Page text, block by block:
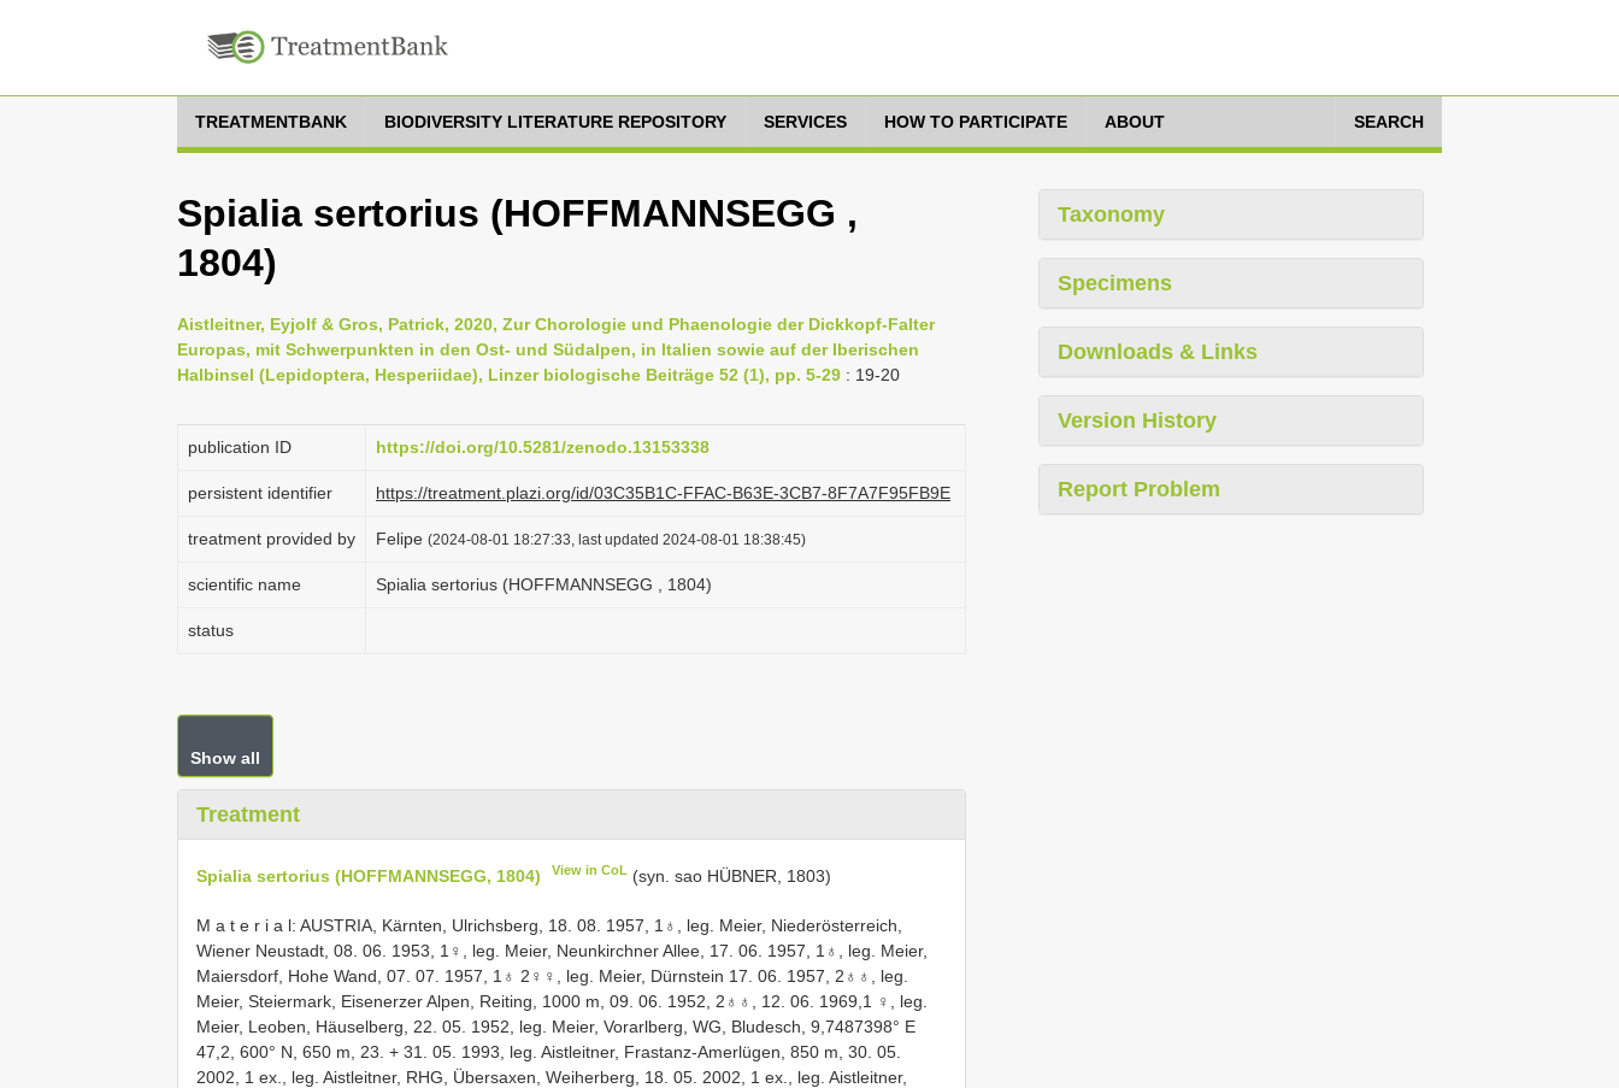
TREATMENTBANK BIODIVERSITY LITERATURE REPOSITORY SERVICES HOW TO PARTICIPATE ABOUT SEARCH
Spialia sertorius (HOFFMANNSEGG ,
1804)
Aistleitner, Eyjolf & Gros, Patrick, 2020, Zur Chorologie und Phaenologie der Dickkopf-Falter
Europas, mit Schwerpunkten in den Ost- und Südalpen, in Italien sowie auf der Iberischen
Halbinsel (Lepidoptera, Hesperiidae), Linzer biologische Beiträge 52 (1), pp. 5-29 : 19-20
publication ID https://doi.org/10.5281/zenodo.13153338
persistent identifier https://treatment.plazi.org/id/03C35B1C-FFAC-B63E-3CB7-8F7A7F95FB9E
treatment provided by Felipe (2024-08-01 18:27:33, last updated 2024-08-01 18:38:45)
scientific name Spialia sertorius (HOFFMANNSEGG , 1804)
status
Show all
Treatment
Spialia sertorius (HOFFMANNSEGG, 1804) View in CoL (syn. sao HÜBNER, 1803)
M a t e r i a l: AUSTRIA, Kärnten, Ulrichsberg, 18. 08. 1957, 1♁, leg. Meier, Niederösterreich,
Wiener Neustadt, 08. 06. 1953, 1♀, leg. Meier, Neunkirchner Allee, 17. 06. 1957, 1♁, leg. Meier,
Maiersdorf, Hohe Wand, 07. 07. 1957, 1♁ 2♀♀, leg. Meier, Dürnstein 17. 06. 1957, 2♁♁, leg.
Meier, Steiermark, Eisenerzer Alpen, Reiting, 1000 m, 09. 06. 1952, 2♁♁, 12. 06. 1969,1 ♀, leg.
Meier, Leoben, Häuselberg, 22. 05. 1952, leg. Meier, Vorarlberg, WG, Bludesch, 9,7487398° E
47,2, 600° N, 650 m, 23. + 31. 05. 1993, leg. Aistleitner, Frastanz-Amerlügen, 850 m, 30. 05.
2002, 1 ex., leg. Aistleitner, RHG, Übersaxen, Weiherberg, 18. 05. 2002, 1 ex., leg. Aistleitner,
Taxonomy
Specimens
Downloads & Links
Version History
Report Problem